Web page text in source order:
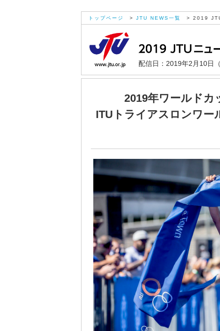
トップページ > JTU NEWS一覧 > 2019
配信日：2019年2月10日
2019年ワールドカ
ITUトライアスロンワー